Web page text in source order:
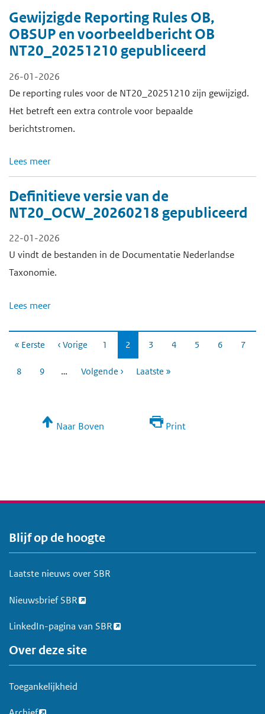
Gewijzigde Reporting Rules OB,
OBSUP en voorbeeldbericht OB
NT20_20251210 gepubliceerd
26-01-2026
De reporting rules voor de NT20_20251210 zijn gewijzigd.
Het betreft een extra controle voor bepaalde
berichtstromen.
Lees meer
Definitieve versie van de
NT20_OCW_20260218 gepubliceerd
22-01-2026
U vindt de bestanden in de Documentatie Nederlandse
Taxonomie.
Lees meer
« Eerste ‹ Vorige Pagina
1
Huidige
pagina
2 Pagina
3 Pagina
4 Pagina
5 Pagina
6 7
Pagina
8 Pagina
9 … Volgende › Laatste »
Naar Boven Print
V
o
e
Blijf op de hoogte
Laatste nieuws over SBR
Nieuwsbrief SBR
LinkedIn-pagina van SBR
Over deze site
Toegankelijkheid